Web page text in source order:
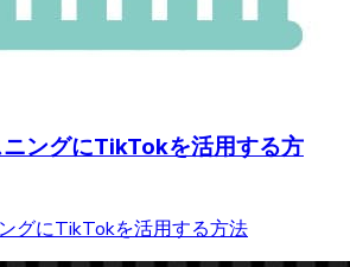
ングにTikTokを活用する方
グにTikTokを活用する方法